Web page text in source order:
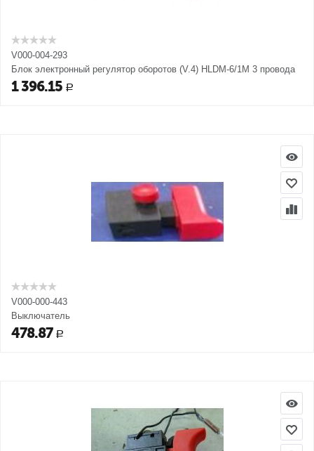
V000-004-293
Блок электронный регулятор оборотов (V.4) HLDM-6/1M 3 провода
1 396.15 Р
V000-000-443
Выключатель
478.87 Р